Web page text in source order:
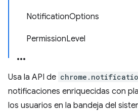
NotificationOptions
PermissionLevel
Usa la API de
notificaciones enriquecidas con
los usuarios en la bandeja del